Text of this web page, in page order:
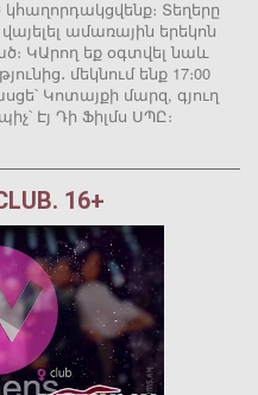
Տեղերը
ամառային երեկոն
ԿԱրող եք օգտվել նաև
մեկնում ենք 17։00
Կոտայքի մարզ, գյուղ
Էյ Դի Ֆիլմս ՍՊԸ։
16+